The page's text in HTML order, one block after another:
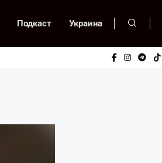
Подкаст Украина